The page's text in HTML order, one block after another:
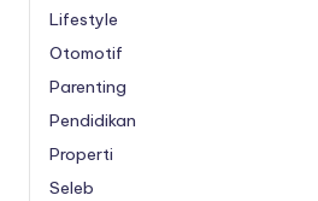
Lifestyle
Otomotif
Parenting
Pendidikan
Properti
Seleb